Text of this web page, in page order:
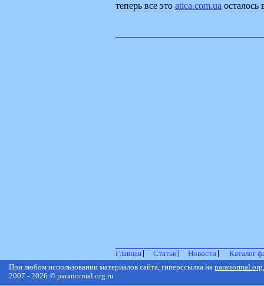
теперь все это atica.com.ua
Главная Статьи Новости
Каталог
При любом использовании материалов сайта, гиперссылка на
2007 - 2026 © paranormal.org.ru